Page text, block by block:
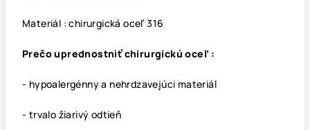
Materiál : chirurgická oceľ 316
Prečo uprednostniť chirurgickú oceľ :
- hypoalergénny a nehrdzavejúci materiál
- trvalo žiarivý odtieň